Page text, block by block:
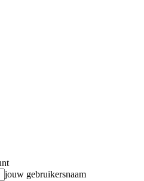
jouw gebruikersnaam